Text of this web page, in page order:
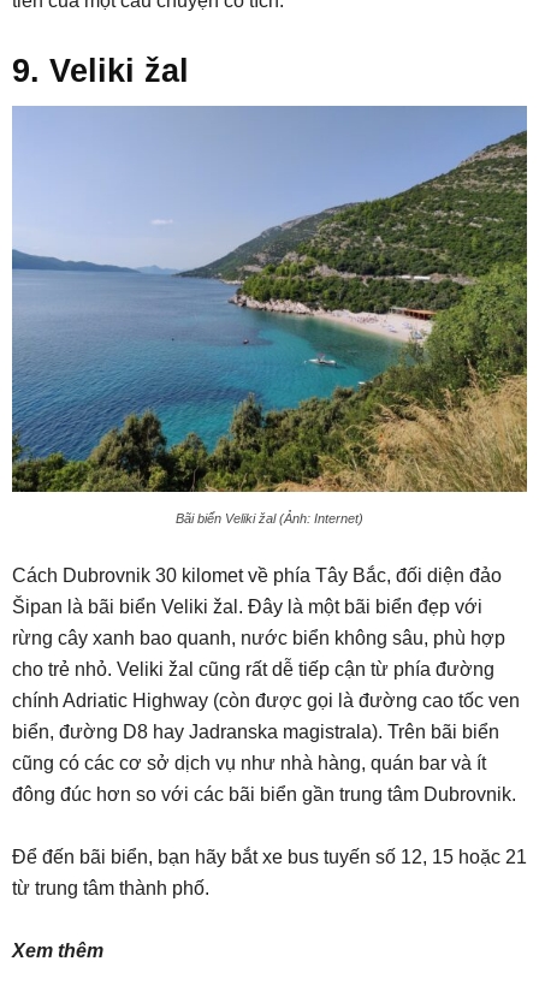
9. Veliki žal
Bãi biển Veliki žal (Ảnh: Internet)
Cách Dubrovnik 30 kilomet về phía Tây Bắc, đối diện đảo
Šipan là bãi biển Veliki žal. Đây là một bãi biển đẹp với
rừng cây xanh bao quanh, nước biển không sâu, phù hợp
cho trẻ nhỏ. Veliki žal cũng rất dễ tiếp cận từ phía đường
chính Adriatic Highway (còn được gọi là đường cao tốc ven
biển, đường D8 hay Jadranska magistrala). Trên bãi biển
cũng có các cơ sở dịch vụ như nhà hàng, quán bar và ít
đông đúc hơn so với các bãi biển gần trung tâm Dubrovnik.
Để đến bãi biển, bạn hãy bắt xe bus tuyến số 12, 15 hoặc 21
từ trung tâm thành phố.
Xem thêm